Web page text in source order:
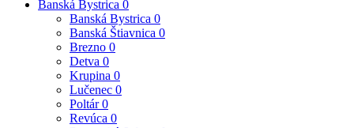
Banská Bystrica 0
Banská Bystrica 0
Banská Štiavnica 0
Brezno 0
Detva 0
Krupina 0
Lučenec 0
Poltár0
Revúca 0